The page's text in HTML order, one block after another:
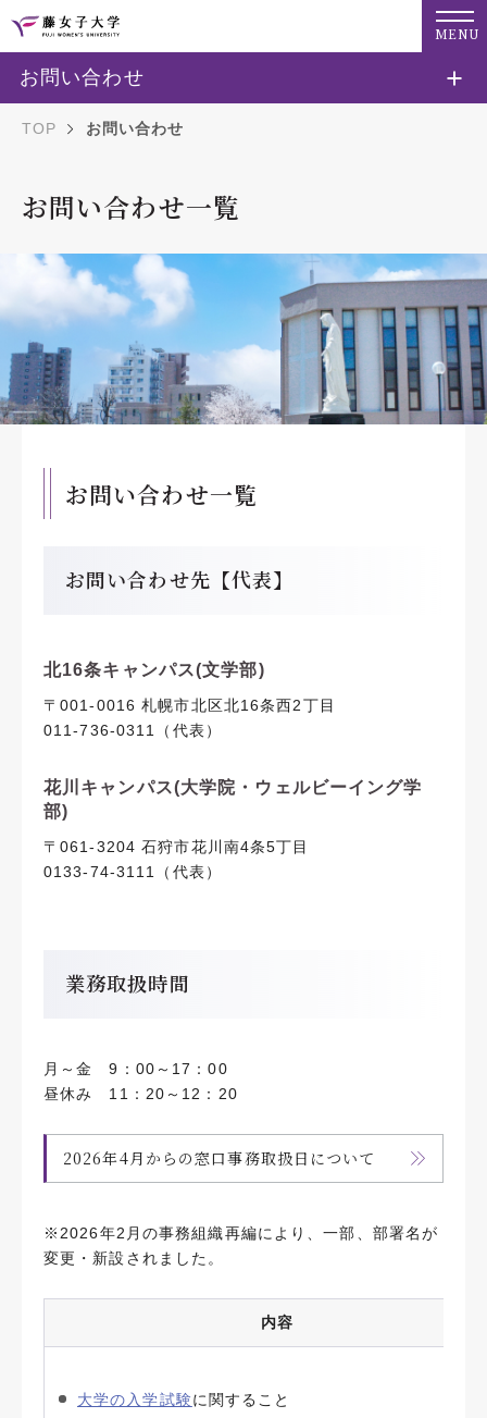
MENU
TOP お問い合わせ
お問い合わせ一覧
お問い合わせ一覧
お問い合わせ先【代表】
北16条キャンパス(文学部)
〒001-0016 札幌市北区北16条西2丁目
011-736-0311（代表）
花川キャンパス(大学院・ウェルビーイング学
部)
〒061-3204 石狩市花川南4条5丁目
0133-74-3111（代表）
業務取扱時間
月～金 9：00～17：00
昼休み 11：20～12：20
2026年4月からの窓口事務取扱日について
※2026年2月の事務組織再編により、一部、部署名が
変更・新設されました。
内容
大学の入学試験に関すること
お問い合わせ